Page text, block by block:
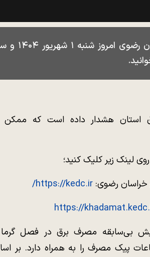
جدول
استان هشدار داده است که
لینک زیر کلیک کنید؛
رضوی: https://kedc.ir/
https://
بی‌سابقه مصرف برق در فصل
پیک مصرف را به همراه دارد. بر